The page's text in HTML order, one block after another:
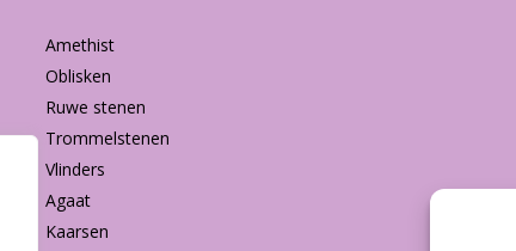
Amethist
Oblisken
Ruwe stenen
Trommelstenen
Vlinders
Agaat
Kaarsen